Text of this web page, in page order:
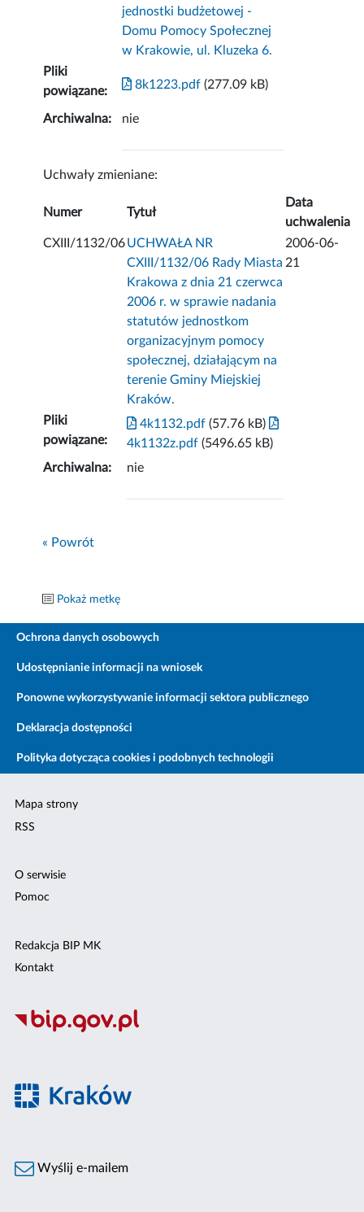
jednostki budżetowej -
Domu Pomocy Społecznej
w Krakowie, ul. Kluzeka 6.
Pliki
powiązane:
8k1223.pdf (277.09 kB)
Archiwalna: nie
Uchwały zmieniane:
Numer Tytuł
Data
uchwalenia
CXIII/1132/06UCHWAŁA NR
CXIII/1132/06 Rady Miasta
Krakowa z dnia 21 czerwca
2006 r. w sprawie nadania
statutów jednostkom
organizacyjnym pomocy
społecznej, działającym na
terenie Gminy Miejskiej
Kraków.
2006-06-
21
Pliki
powiązane:
4k1132.pdf (57.76 kB)
4k1132z.pdf (5496.65 kB)
Archiwalna:
nie
« Powrót
Pokaż metkę
Ochrona danych osobowych
Udostępnianie informacji na wniosek
Ponowne wykorzystywanie informacji sektora publicznego
Deklaracja dostępności
Polityka dotycząca cookies i podobnych technologii
Mapa strony
RSS
O serwisie
Pomoc
Redakcja BIP MK
Kontakt
Wyślij e-mailem